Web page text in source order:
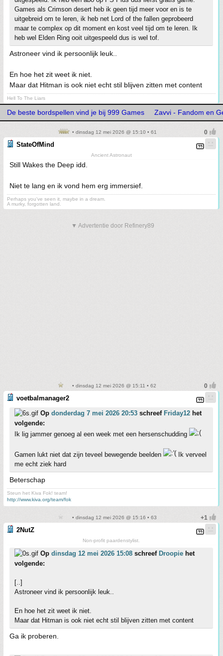
Games als Crimson desert heb ik geen tijd meer voor en is te
uitgebreid om te leren, ik heb net Lord of the fallen geprobeerd
maar te complex op dit moment en kost veel tijd om te leren. Ik
heb wel Elden Ring ooit uitgespeeld dus is wel tof.
Astroneer vind ik persoonlijk leuk..
En hoe het zit weet ik niet.
Maar dat Hitman is ook niet echt stil blijven zitten met content
Hell To The Liars
De beste bordspellen vind je bij 999 Games Zavvi - Fandom en
• dinsdag 12 mei 2026 @ 15:10 • 61
StateOfMind
Ancient Astronaut
Still Wakes the Deep idd.
Niet te lang en ik vond hem erg immersief.
Perhaps you've seen it, maybe in a dream.
A murky, forgotten land.
▼ Advertentie door Refinery89
• dinsdag 12 mei 2026 @ 15:11 • 62
voetbalmanager2
Op donderdag 7 mei 2026 20:53 schreef Friday12 het
volgende:
Ik lig jammer genoeg al een week met een hersenschudding
Gamen lukt niet dat zijn teveel bewegende beelden
Ik verveel
me echt ziek hard
Beterschap
Steun het Kiva Fok! team!
http://www.kiva.org/team/fok
• dinsdag 12 mei 2026 @ 15:16 • 63
2NutZ
Non-profit paardenstylist.
Op dinsdag 12 mei 2026 15:08 schreef Droopie het
volgende:
[..]
Astroneer vind ik persoonlijk leuk..
En hoe het zit weet ik niet.
Maar dat Hitman is ook niet echt stil blijven zitten met content
Ga ik proberen.